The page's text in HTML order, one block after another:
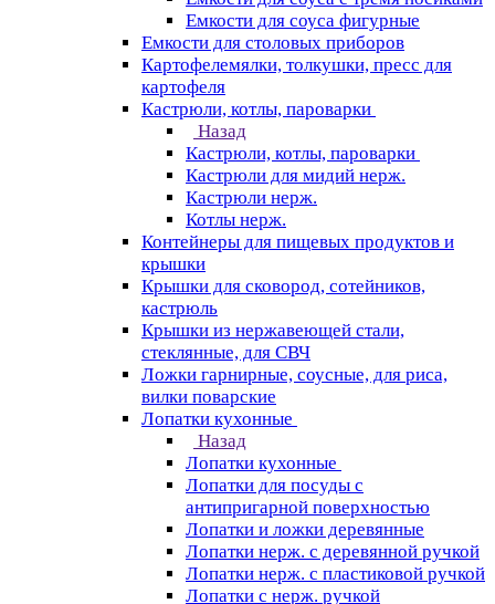
Емкости для соуса фигурные
Емкости для столовых приборов
Картофелемялки, толкушки, пресс для
картофеля
Кастрюли, котлы, пароварки
Назад
Кастрюли, котлы, пароварки
Кастрюли для мидий нерж.
Кастрюли нерж.
Котлы нерж.
Контейнеры для пищевых продуктов и
крышки
Крышки для сковород, сотейников,
кастрюль
Крышки из нержавеющей стали,
стеклянные, для СВЧ
Ложки гарнирные, соусные, для риса,
вилки поварские
Лопатки кухонные
Назад
Лопатки кухонные
Лопатки для посуды с
антипригарной поверхностью
Лопатки и ложки деревянные
Лопатки нерж. с деревянной ручкой
Лопатки нерж. с пластиковой ручкой
Лопатки с нерж. ручкой